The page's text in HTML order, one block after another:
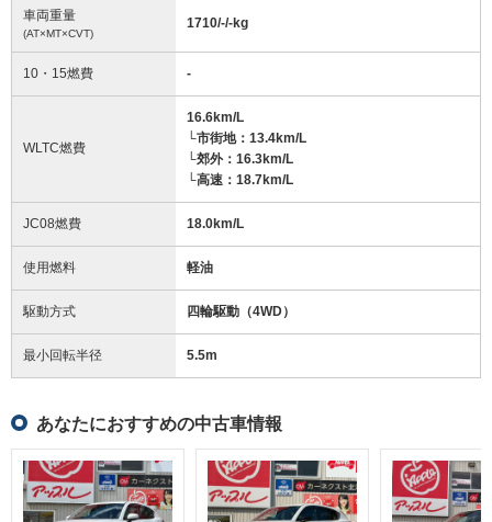
車両重量
(AT×MT×CVT)
1710/-/-kg
10・15燃費 -
WLTC燃費
16.6km/L
└市街地：13.4km/L
└郊外：16.3km/L
└高速：18.7km/L
JC08燃費 18.0km/L
使用燃料 軽油
駆動方式 四輪駆動（4WD）
最小回転半径 5.5m
あなたにおすすめの中古車情報